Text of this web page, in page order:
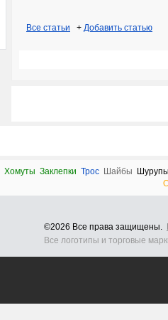
Все статьи + Добавить статью
Хомуты Заклепки Трос Шайбы
©2026 Все права защищены.
Все логотипы и торговые